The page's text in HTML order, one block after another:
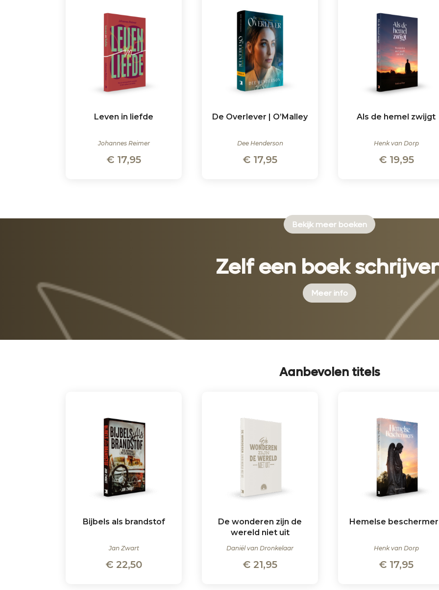
Leven in liefde
Johannes Reimer
€ 17,95
De Overlever | O’Malley
Dee Henderson
€ 17,95
Als de hemel zwijgt
Henk van Dorp
€19,95
Bekijk meer boeken
Zelf een boek
Meer info
Aanbevolen titels
Bijbels als brandstof
Jan Zwart
€ 22,50
De wonderen zijn de
wereld niet uit
Daniël van Dronkelaar
€ 21,95
Hemelse
Henk van Dorp
€ 17,95